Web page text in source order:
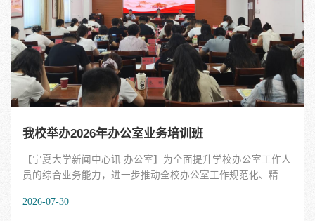
开展深入广泛的学术交流与实践经验分享。开幕式上，宁夏大
学党委常委、副校长车进，赛尔网络有限公司副总经理王祖伟
分别致辞。本次年会汇聚了顶尖智慧，共组织19场主题报告。
教育部科技司教育信息化与网络安全处处长任...
我校举办2026年办公室业务培训班
【宁夏大学新闻中心讯 办公室】为全面提升学校办公室工作人
员的综合业务能力，进一步推动全校办公室工作规范化、精细
训班在自治区党校举办。来自各党群行政、教辅直属单位、学
2026-07-30